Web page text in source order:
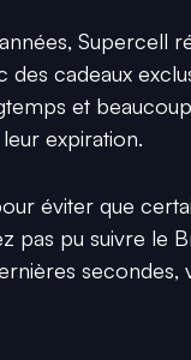
Supercell
des cadeaux
et
expiration.
éviter que
pas pu suivre le